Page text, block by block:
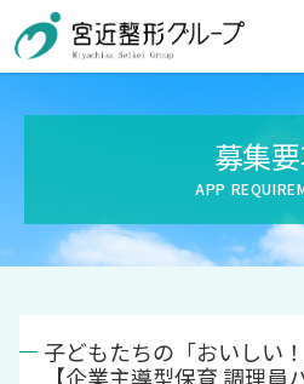
募集
子どもたちの「おいしい
【企業主導型保育 調理員